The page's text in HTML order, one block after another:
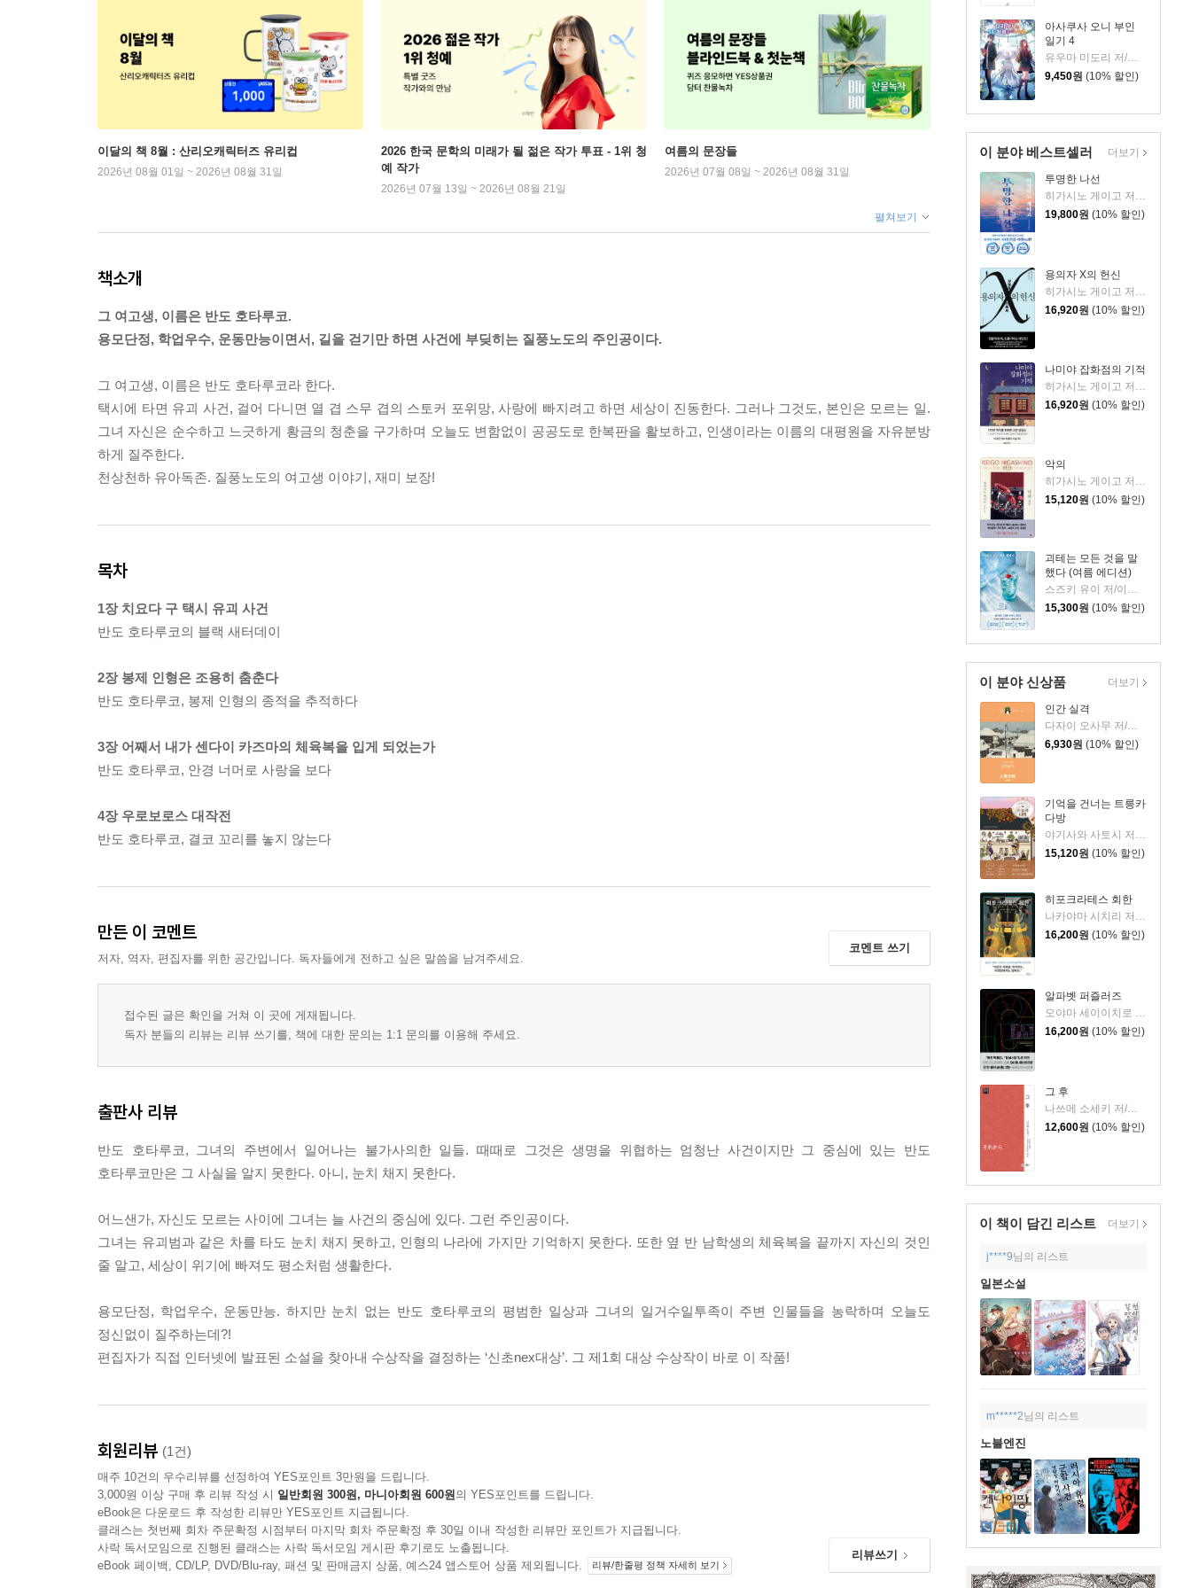
아사쿠사 오니 부인
일기 4
유우마 미도리 저/아야토키 그림/송재희 역
9,450원 (10% 할인)
이 분야 베스트셀러
투명한 나선
히가시노 게이고 저/김선영 역
19,800원 (10% 할인)
용의자 X의 헌신
16,920원 (10% 할인)
나미야 잡화점의 기적
히가시노 게이고 저/양윤옥 역
16,920원 (10% 할인)
악의
히가시노 게이고 저/양윤옥 역
15,120원 (10% 할인)
괴테는 모든 것을 말
했다 (여름 에디션)
스즈키 유이 저/이지수 역
15,300원 (10% 할인)
더보기
이 분야 신상품
인간 실격
다자이 오사무 저/김소영 역
6,930원 (10% 할인)
기억을 건너는 트릉카
다방
야기사와 사토시 저/임희선 역
15,120원 (10% 할인)
히포크라테스 회한
나카야마 시치리 저/민경욱 역
16,200원 (10% 할인)
알파벳 퍼즐러즈
오야마 세이이치로 저/김은모 역
16,200원 (10% 할인)
그 후
나쓰메 소세키 저/고미야 도요타카 해설/박현석 역
12,600원 (10% 할인)
더보기
이 책이 담긴 리스트 더보기
j****9님의 리스트
일본소설
m*****2님의 리스트
노블엔진
이달의 책 8월 : 산리오캐릭터즈 유리컵
2026년 08월 01일 ~ 2026년 08월 31일
2026 한국 문학의 미래가 될 젊은 작가 투표 - 1위 청
예 작가
2026년 07월 13일 ~ 2026년 08월 21일
여름의 문장들
2026년 07월 08일 ~ 2026년 08월 31일
펼쳐보기
책소개
그 여고생, 이름은 반도 호타루코.
용모단정, 학업우수, 운동만능이면서, 길을 걷기만 하면 사건에 부딪히는 질풍노도의 주인공이다.
그 여고생, 이름은 반도 호타루코라 한다.
택시에 타면 유괴 사건, 걸어 다니면 열 겹 스무 겹의 스토커 포위망, 사랑에 빠지려고 하면 세상이 진동한다. 그러나 그것도, 본인은 모르는 일.
그녀 자신은 순수하고 느긋하게 황금의 청춘을 구가하며 오늘도 변함없이 공공도로 한복판을 활보하고, 인생이라는 이름의 대평원을 자유분방
하게 질주한다.
천상천하 유아독존. 질풍노도의 여고생 이야기, 재미 보장!
목차
1장 치요다 구 택시 유괴 사건
반도 호타루코의 블랙 새터데이
2장 봉제 인형은 조용히 춤춘다
반도 호타루코, 봉제 인형의 종적을 추적하다
3장 어째서 내가 센다이 카즈마의 체육복을 입게 되었는가
반도 호타루코, 안경 너머로 사랑을 보다
4장 우로보로스 대작전
반도 호타루코, 결코 꼬리를 놓지 않는다
만든 이 코멘트
저자, 역자, 편집자를 위한 공간입니다. 독자들에게 전하고 싶은 말씀을 남겨주세요.
코멘트 쓰기
접수된 글은 확인을 거쳐 이 곳에 게재됩니다.
독자 분들의 리뷰는 리뷰 쓰기를, 책에 대한 문의는 1:1 문의를 이용해 주세요.
출판사 리뷰
반도 호타루코, 그녀의 주변에서 일어나는 불가사의한 일들. 때때로 그것은 생명을 위협하는 엄청난 사건이지만 그 중심에 있는 반도
호타루코만은 그 사실을 알지 못한다. 아니, 눈치 채지 못한다.
어느샌가, 자신도 모르는 사이에 그녀는 늘 사건의 중심에 있다. 그런 주인공이다.
그녀는 유괴범과 같은 차를 타도 눈치 채지 못하고, 인형의 나라에 가지만 기억하지 못한다. 또한 옆 반 남학생의 체육복을 끝까지 자신의 것인
줄 알고, 세상이 위기에 빠져도 평소처럼 생활한다.
용모단정, 학업우수, 운동만능. 하지만 눈치 없는 반도 호타루코의 평범한 일상과 그녀의 일거수일투족이 주변 인물들을 농락하며 오늘도
정신없이 질주하는데?!
편집자가 직접 인터넷에 발표된 소설을 찾아내 수상작을 결정하는 ‘신초nex대상’. 그 제1회 대상 수상작이 바로 이 작품!
회원리뷰 (1건)
매주 10건의 우수리뷰를 선정하여 YES포인트 3만원을 드립니다.
3,000원 이상 구매 후 리뷰 작성 시 일반회원 300원, 마니아회원 600원의 YES포인트를 드립니다.
eBook은 다운로드 후 작성한 리뷰만 YES포인트 지급됩니다.
클래스는 첫번째 회차 주문확정 시점부터 마지막 회차 주문확정 후 30일 이내 작성한 리뷰만 포인트가 지급됩니다.
사락 독서모임으로 진행된 클래스는 사락 독서모임 게시판 후기로도 노출됩니다.
eBook 페이백, CD/LP, DVD/Blu-ray, 패션 및 판매금지 상품, 예스24 앱스토어 상품 제외됩니다.
리뷰/한줄평 정책 자세히 보기
리뷰쓰기